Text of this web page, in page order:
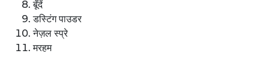
बूँदें
डस्टिंग पाउडर
नेज़ल स्प्रे
मरहम